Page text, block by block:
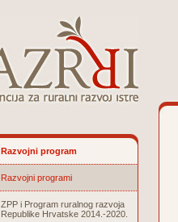
Razvojni program
Razvojni programi
ZPP i Program ruralnog razvoja
Republike Hrvatske 2014.-2020.